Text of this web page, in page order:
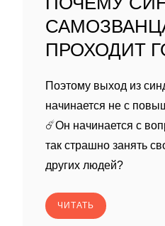
ПРОХОДИТ
Поэтому выход из
начинается не с
☄️Он начинается с
так страшно занять
других людей?
ЧИТАТЬ